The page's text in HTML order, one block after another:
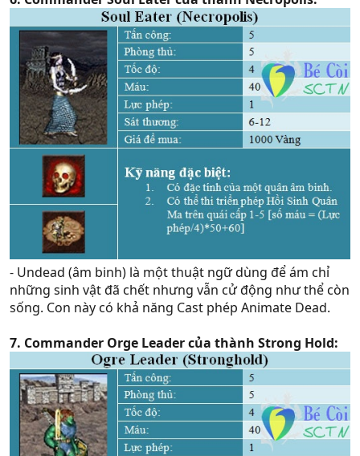
- Undead (âm binh) là một thuật ngữ dùng để ám chỉ
những sinh vật đã chết nhưng vẫn cử động như thể còn
sống. Con này có khả năng Cast phép Animate Dead.
7. Commander Orge Leader của thành Strong Hold: